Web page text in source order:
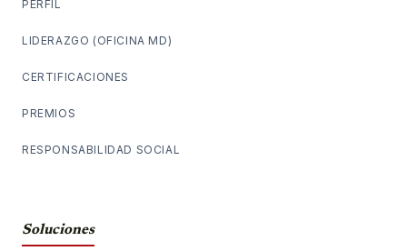
PERFIL
LIDERAZGO (OFICINA MD)
CERTIFICACIONES
PREMIOS
RESPONSABILIDAD SOCIAL
Soluciones